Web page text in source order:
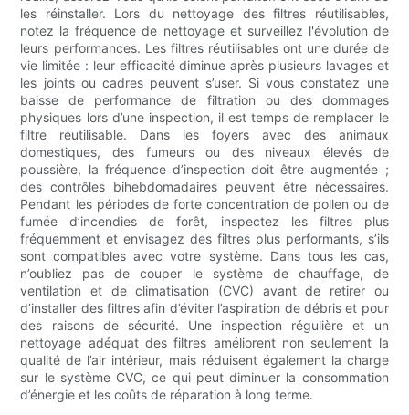
les réinstaller. Lors du nettoyage des filtres réutilisables,
notez la fréquence de nettoyage et surveillez l'évolution de
leurs performances. Les filtres réutilisables ont une durée de
vie limitée : leur efficacité diminue après plusieurs lavages et
les joints ou cadres peuvent s’user. Si vous constatez une
baisse de performance de filtration ou des dommages
physiques lors d’une inspection, il est temps de remplacer le
filtre réutilisable. Dans les foyers avec des animaux
domestiques, des fumeurs ou des niveaux élevés de
poussière, la fréquence d’inspection doit être augmentée ;
des contrôles bihebdomadaires peuvent être nécessaires.
Pendant les périodes de forte concentration de pollen ou de
fumée d’incendies de forêt, inspectez les filtres plus
fréquemment et envisagez des filtres plus performants, s’ils
sont compatibles avec votre système. Dans tous les cas,
n’oubliez pas de couper le système de chauffage, de
ventilation et de climatisation (CVC) avant de retirer ou
d’installer des filtres afin d’éviter l’aspiration de débris et pour
des raisons de sécurité. Une inspection régulière et un
nettoyage adéquat des filtres améliorent non seulement la
qualité de l’air intérieur, mais réduisent également la charge
sur le système CVC, ce qui peut diminuer la consommation
d’énergie et les coûts de réparation à long terme.